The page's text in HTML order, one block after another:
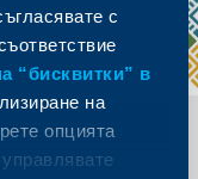
с
“бисквитки” в
на
опцията